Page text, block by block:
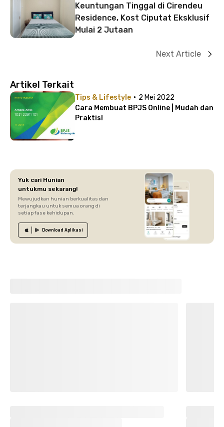
Keuntungan Tinggal di Cirendeu
Residence, Kost Ciputat Eksklusif
Mulai 2 Jutaan
Next Article
Artikel Terkait
Tips & Lifestyle · 2 Mei 2022
Cara Membuat BPJS Online | Mudah dan
Praktis!
Yuk cari Hunian
untukmu sekarang!
Mewujudkan hunian berkualitas dan
terjangkau untuk semua orang di
setiap fase kehidupan.
Download Aplikasi